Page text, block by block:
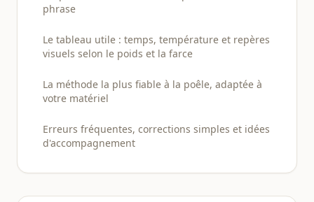
phrase
Le tableau utile : temps, température et repères
visuels selon le poids et la farce
La méthode la plus fiable à la poêle, adaptée à
votre matériel
Erreurs fréquentes, corrections simples et idées
d'accompagnement